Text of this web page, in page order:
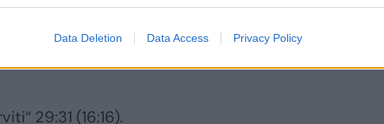
Data Deletion Data Access Privacy Policy
29:31 (16:16).